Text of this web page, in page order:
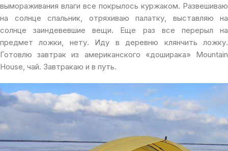
вымораживания влаги все покрылось куржаком. Развешиваю
на солнце спальник, отряхиваю палатку, выставляю на
солнце заиндевевшие вещи. Еще раз все перерыл на
предмет ложки, нету. Иду в деревню клянчить ложку.
Готовлю завтрак из американского «доширака» Mountain
House, чай. Завтракаю и в путь.